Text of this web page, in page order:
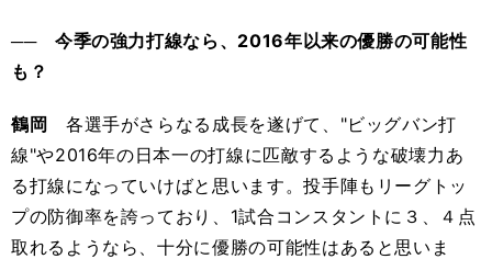
── 今季の強力打線なら、2016年以来の優勝の可能性
も？
鶴岡
各選手がさらなる成長を遂げて、"ビッグバン打
線"や2016年の日本一の打線に匹敵するような破壊力あ
る打線になっていけばと思います。投手陣もリーグトッ
プの防御率を誇っており、1試合コンスタントに３、４点
取れるようなら、十分に優勝の可能性はあると思いま